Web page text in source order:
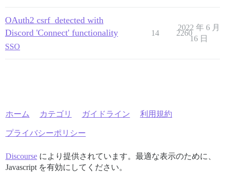
OAuth2 csrf_detected with
Discord 'Connect' functionality
SSO
14 2260
2022 年 6 月
16 日
ホーム カテゴリ ガイドライン 利用規約
プライバシーポリシー
Discourseにより提供されています。最適な表示のために、
Javascript を有効にしてください。